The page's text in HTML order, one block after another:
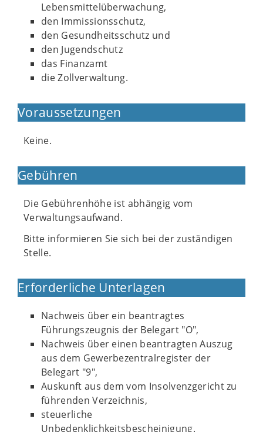
Lebensmittelüberwachung,
den Immissionsschutz,
den Gesundheitsschutz und
den Jugendschutz
das Finanzamt
die Zollverwaltung.
Voraussetzungen
Keine.
Gebühren
Die Gebührenhöhe ist abhängig vom
Verwaltungsaufwand.
Bitte informieren Sie sich bei der zuständigen
Stelle.
Erforderliche Unterlagen
Nachweis über ein beantragtes
Führungszeugnis der Belegart "O",
Nachweis über einen beantragten Auszug
aus dem Gewerbezentralregister der
Belegart "9",
Auskunft aus dem vom Insolvenzgericht zu
führenden Verzeichnis,
steuerliche
Unbedenklichkeitsbescheinigung.